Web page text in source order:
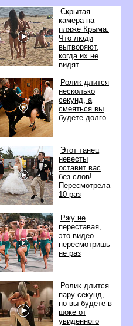
Скрытая
камера на
пляже Крыма:
Что люди
ытворяют,
когда их не
идят...
Ролик длится
несколько
секунд, а
смеяться вы
удете долго
Этот танец
невесты
оставит вас
ез слов!
Пересмотрела
10 раз
Ржу не
переставая,
это видео
пересмотришь
не раз
Ролик длится
пару секунд,
но вы будете
шоке от
увиденного